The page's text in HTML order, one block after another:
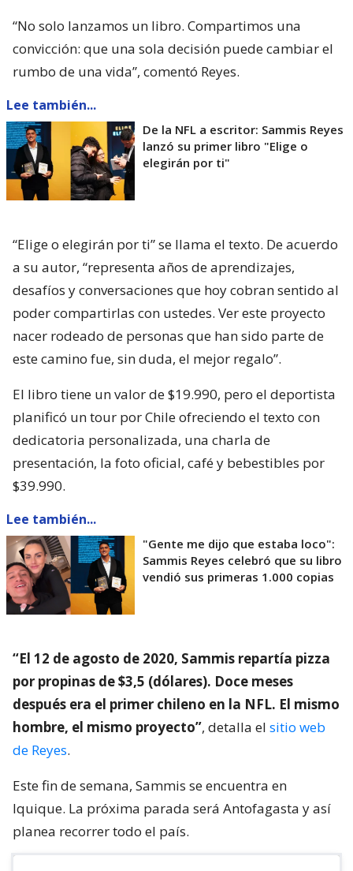
“No solo lanzamos un libro. Compartimos una
convicción: que una sola decisión puede cambiar el
rumbo de una vida”, comentó Reyes.
Lee también...
De la NFL a escritor: Sammis Reyes
lanzó su primer libro "Elige o
elegirán por ti"
“Elige o elegirán por ti” se llama el texto. De acuerdo
a su autor, “representa años de aprendizajes,
desafíos y conversaciones que hoy cobran sentido al
poder compartirlas con ustedes. Ver este proyecto
nacer rodeado de personas que han sido parte de
este camino fue, sin duda, el mejor regalo”.
El libro tiene un valor de $19.990, pero el deportista
planificó un tour por Chile ofreciendo el texto con
dedicatoria personalizada, una charla de
presentación, la foto oficial, café y bebestibles por
$39.990.
Lee también...
"Gente me dijo que estaba loco":
Sammis Reyes celebró que su libro
vendió sus primeras 1.000 copias
“El 12 de agosto de 2020, Sammis repartía pizza
por propinas de $3,5 (dólares). Doce meses
después era el primer chileno en la NFL. El mismo
hombre, el mismo proyecto”, detalla el sitio web
de Reyes.
Este fin de semana, Sammis se encuentra en
Iquique. La próxima parada será Antofagasta y así
planea recorrer todo el país.